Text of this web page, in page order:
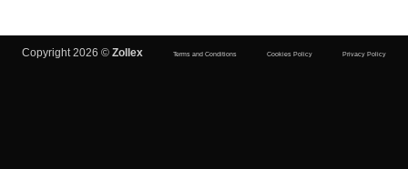
Copyright 2026 © Zollex Terms and Conditions Cookies Policy Privacy Policy